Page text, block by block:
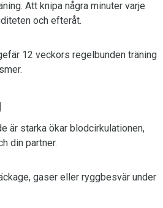
Att knipa några minuter varje
och efteråt.
12 veckors regelbunden träning
är starka ökar blodcirkulationen,
din partner.
gaser eller ryggbesvär under